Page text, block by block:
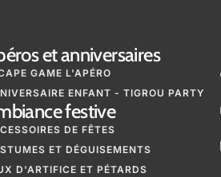
et anniversaires
GAME L'APÉRO
ENFANT - TIGROU PARTY
festive
DE FÊTES
ET DÉGUISEMENTS
D'ARTIFICE ET PÉTARDS